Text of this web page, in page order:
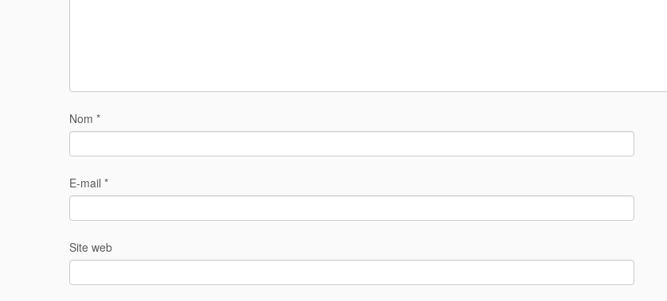
Nom *
E-mail *
Site web